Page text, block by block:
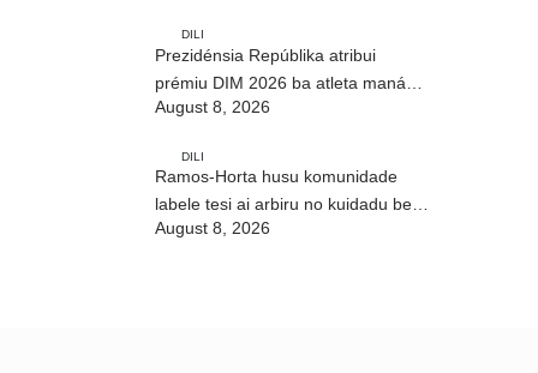
DILI
Prezidénsia Repúblika atribui
prémiu DIM 2026 ba atleta manán-
na’in sira
August 8, 2026
DILI
Ramos-Horta husu komunidade
labele tesi ai arbiru no kuidadu bee-
matan
August 8, 2026